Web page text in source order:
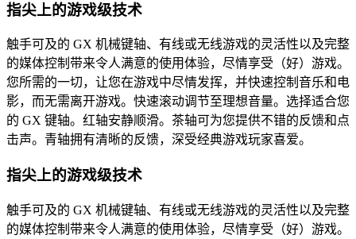
指尖上的游戏级技术
触手可及的 GX 机械键轴、有线或无线游戏的灵活性以及完整
的媒体控制带来令人满意的使用体验，尽情享受（好）游戏。
您所需的一切，让您在游戏中尽情发挥，并快速控制音乐和电
影，而无需离开游戏。快速滚动调节至理想音量。选择适合您
的 GX 键轴。红轴安静顺滑。茶轴可为您提供不错的反馈和点
击声。青轴拥有清晰的反馈，深受经典游戏玩家喜爱。
指尖上的游戏级技术
触手可及的 GX 机械键轴、有线或无线游戏的灵活性以及完整
的媒体控制带来令人满意的使用体验，尽情享受（好）游戏。